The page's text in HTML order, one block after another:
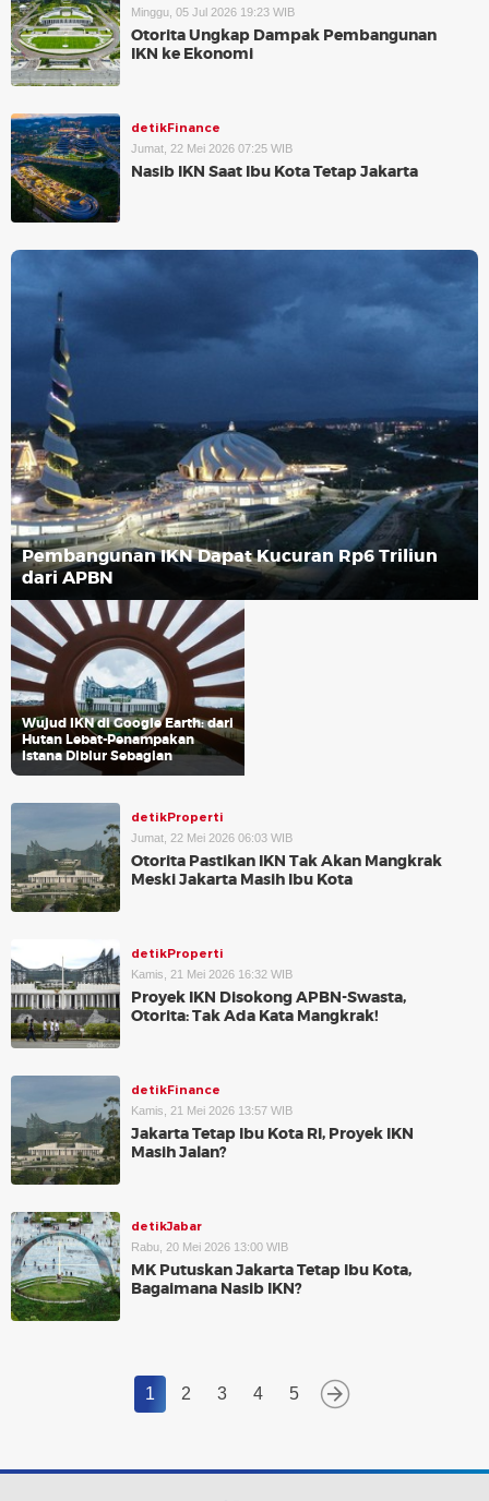
Minggu, 05 Jul 2026 19:23 WIB
Otorita Ungkap Dampak Pembangunan
IKN ke Ekonomi
detikFinance
Jumat, 22 Mei 2026 07:25 WIB
Nasib IKN Saat Ibu Kota Tetap Jakarta
Pembangunan IKN Dapat Kucuran Rp6 Triliun
dari APBN
Wujud IKN di Google Earth: dari
Hutan Lebat-Penampakan
Istana Diblur Sebagian
detikProperti
Jumat, 22 Mei 2026 06:03 WIB
Otorita Pastikan IKN Tak Akan Mangkrak
Meski Jakarta Masih Ibu Kota
detikProperti
Kamis, 21 Mei 2026 16:32 WIB
Proyek IKN Disokong APBN-Swasta,
Otorita: Tak Ada Kata Mangkrak!
detikFinance
Kamis, 21 Mei 2026 13:57 WIB
Jakarta Tetap Ibu Kota RI, Proyek IKN
Masih Jalan?
detikJabar
Rabu, 20 Mei 2026 13:00 WIB
MK Putuskan Jakarta Tetap Ibu Kota,
Bagaimana Nasib IKN?
1 2 3 4 5